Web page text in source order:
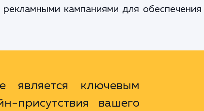
кампаниями для обеспечения
является ключевым
присутствия вашего